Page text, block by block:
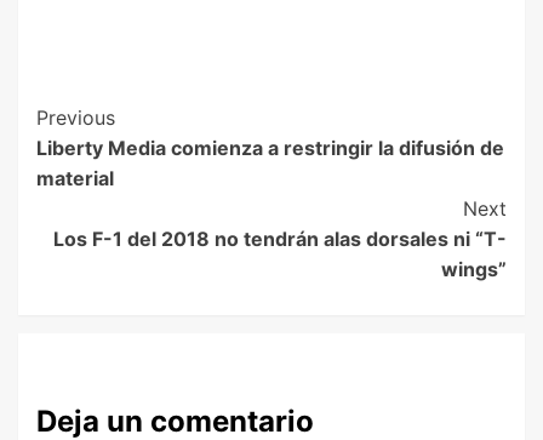
Previous
Liberty Media comienza a restringir la difusión de
material
Next
Los F-1 del 2018 no tendrán alas dorsales ni “T-
wings”
Deja un comentario